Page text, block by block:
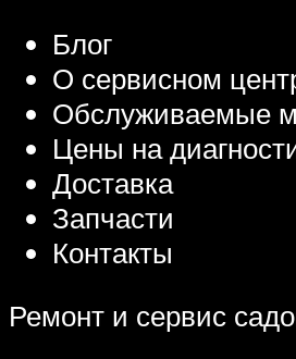
Блог
О сервисном
Обслуживаемые
Цены на
Доставка
Запчасти
Контакты
Ремонт и сервис